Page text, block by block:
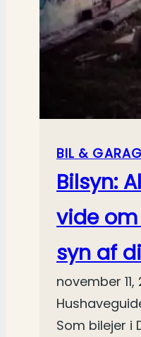
BIL &
Bilsyn:
vide
syn af
november 11,
Som bilejer i